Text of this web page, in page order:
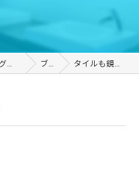
横浜市・戸塚区のハウスクリーニングやリフォームは合同会社ホームアシスト ブログ タイルも鏡もくもりゼロ✨